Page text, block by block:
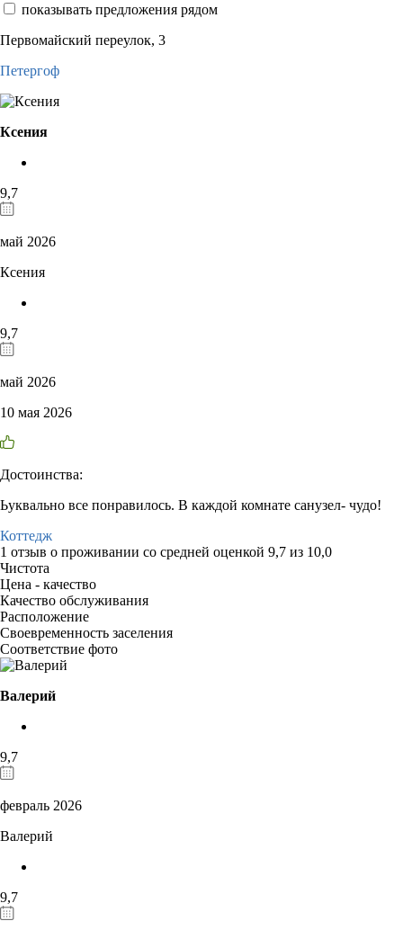
показывать предложения рядом
Первомайский переулок, 3
Петергоф
Ксения
9,7
май 2026
Ксения
9,7
май 2026
10 мая 2026
Достоинства:
Ьуквально все понравилось. В каждой комнате санузел- чудо!
Коттедж
1 отзыв о проживании со средней оценкой 9,7 из 10,0
Чистота
Цена - качество
Качество обслуживания
Расположение
Своевременность заселения
Соответствие фото
Валерий
9,7
февраль 2026
Валерий
9,7